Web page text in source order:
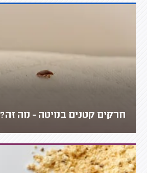
חרקים קטנים במיטה - מה זה?